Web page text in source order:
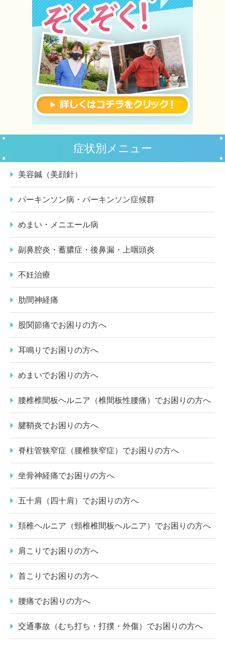
症状別メニュー
美容鍼（美顔針）
パーキンソン病・パーキンソン症候群
めまい・メニエール病
副鼻腔炎・蓄膿症・後鼻漏・上咽頭炎
不妊治療
肋間神経痛
股関節痛でお困りの方へ
耳鳴りでお困りの方へ
めまいでお困りの方へ
腰椎椎間板ヘルニア（椎間板性腰痛）でお困りの方へ
腱鞘炎でお困りの方へ
脊柱管狭窄症（腰椎狭窄症）でお困りの方へ
坐骨神経痛でお困りの方へ
五十肩（四十肩）でお困りの方へ
頚椎ヘルニア（頸椎椎間板ヘルニア）でお困りの方へ
肩こりでお困りの方へ
首こりでお困りの方へ
腰痛でお困りの方へ
交通事故（むち打ち・打撲・外傷）でお困りの方へ